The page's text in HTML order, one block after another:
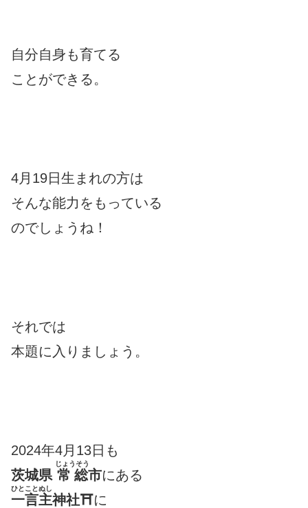
自分自身も育てる
ことができる。
4月19日生まれの方は
そんな能力をもっている
のでしょうね！
それでは
本題に入りましょう。
2024年4月13日も
茨城県 常総
じょうそう
市にある
一言主
ひとことぬし
神社⛩に